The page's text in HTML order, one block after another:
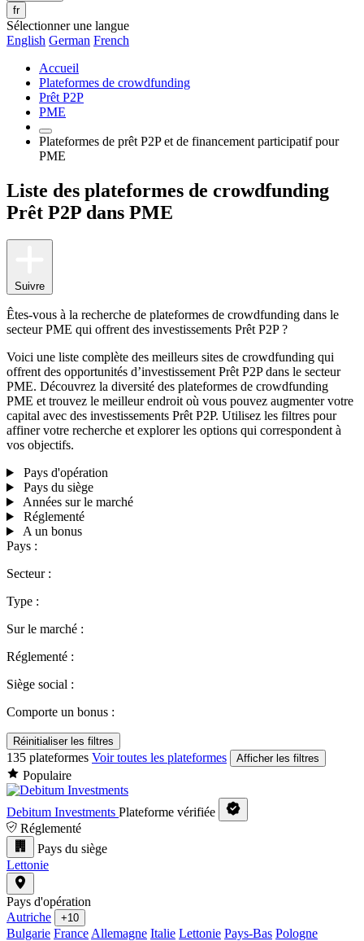
fr
Sélectionner une langue
English German French
Accueil
Plateformes de crowdfunding
Prêt P2P
PME
Plateformes de prêt P2P et de financement participatif pour
PME
Liste des plateformes de crowdfunding
Prêt P2P dans PME
Suivre
Êtes-vous à la recherche de plateformes de crowdfunding dans le
secteur PME qui offrent des investissements Prêt P2P ?
Voici une liste complète des meilleurs sites de crowdfunding qui
offrent des opportunités d’investissement Prêt P2P dans le secteur
PME. Découvrez la diversité des plateformes de crowdfunding
PME et trouvez le meilleur endroit où vous pouvez augmenter votre
capital avec des investissements Prêt P2P. Utilisez les filtres pour
affiner votre recherche et explorer les options qui correspondent à
vos objectifs.
Pays d'opération
Pays du siège
Années sur le marché
Réglementé
A un bonus
Pays :
Secteur :
Type :
Sur le marché :
Réglementé :
Siège social :
Comporte un bonus :
Réinitialiser les filtres
135 plateformes Voir toutes les plateformes Afficher les filtres
Populaire
Debitum Investments Plateforme vérifiée
Réglementé
Pays du siège
Lettonie
Pays d'opération
Autriche
+10
Bulgarie France Allemagne Italie Lettonie Pays-Bas Pologne